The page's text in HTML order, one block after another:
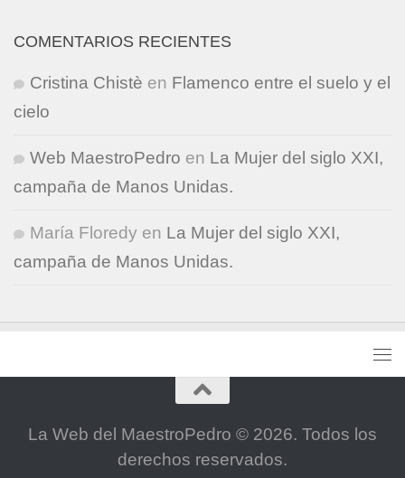
COMENTARIOS RECIENTES
Cristina Chistè en Flamenco entre el suelo y el
cielo
Web MaestroPedro en La Mujer del siglo XXI,
campaña de Manos Unidas.
María Floredy en La Mujer del siglo XXI,
campaña de Manos Unidas.
La Web del MaestroPedro © 2026. Todos los
derechos reservados.